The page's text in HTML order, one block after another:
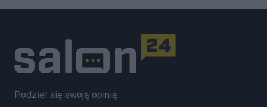
Podziel się swoją opinią